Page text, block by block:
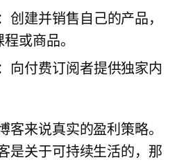
创建并销售自己的产品，
程或商品。
向付费订阅者提供独家内
客来说真实的盈利策略。
是关于可持续生活的，那